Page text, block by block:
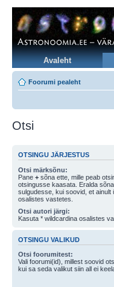
Avaleht
Foorumi pealeht
Otsi
OTSINGU JÄRJESTUS
Otsi märksõnu:
Pane + sõna ette, mille peab
otsingusse kaasata. Eralda
sulgudesse, kui soovid, et ainult ühe sõnaga otsitaks. Kasuta * wildcardina
osalistes vastetes.
Otsi autori järgi:
Kasuta * wildcardina osalistes
OTSINGU VALIKUD
Otsi foorumitest:
Vali foorumi(id), millest soovid
kui sa seda valikut siin all ei